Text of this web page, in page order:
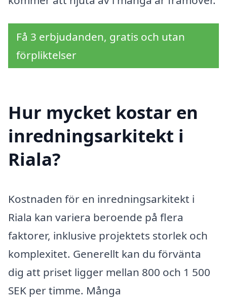
Få 3 erbjudanden, gratis och utan
förpliktelser
Hur mycket kostar en
inredningsarkitekt i
Riala?
Kostnaden för en inredningsarkitekt i
Riala kan variera beroende på flera
faktorer, inklusive projektets storlek och
komplexitet. Generellt kan du förvänta
dig att priset ligger mellan 800 och 1 500
SEK per timme. Många